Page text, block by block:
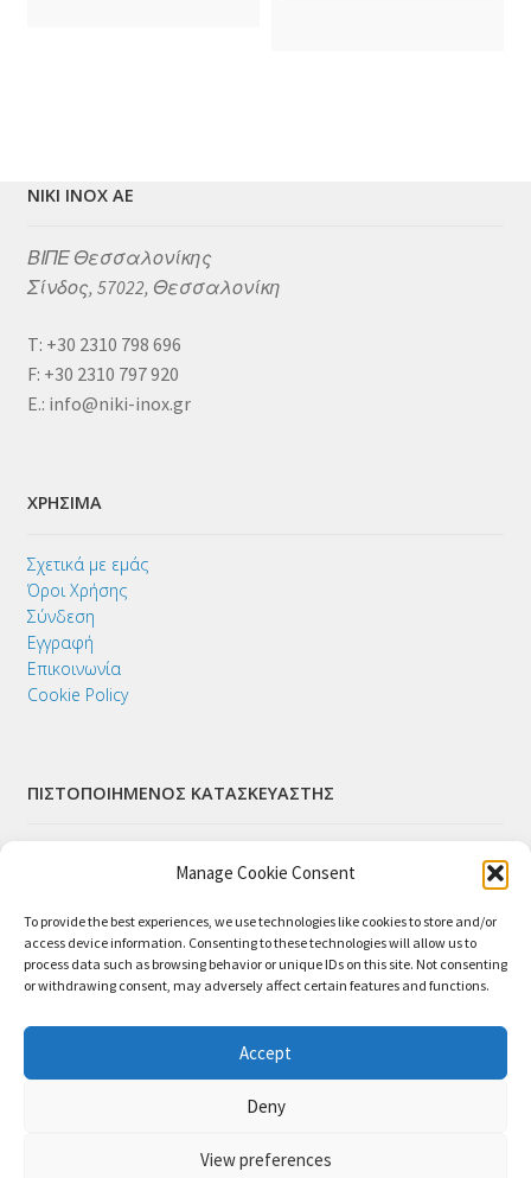
Manage Cookie Consent
To provide the best experiences, we use technologies like cookies to store and/or
access device information. Consenting to these technologies will allow us to
process data such as browsing behavior or unique IDs on this site. Not consenting
or withdrawing consent, may adversely affect certain features and functions.
Accept
Deny
View preferences
NIKI INOX ΑΕ
ΒΙΠΕ Θεσσαλονίκης
Σίνδος, 57022, Θεσσαλονίκη
Τ: +30 2310 798 696
F: +30 2310 797 920
E.: info@niki-inox.gr
ΧΡΗΣΙΜΑ
Σχετικά με εμάς
Όροι Χρήσης
Σύνδεση
Εγγραφή
Επικοινωνία
Cookie Policy
ΠΙΣΤΟΠΟΙΗΜΕΝΟΣ ΚΑΤΑΣΚΕΥΑΣΤΗΣ